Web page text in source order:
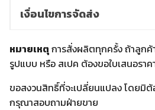
เงื่อนไขการจัดส่ง
หมายเหตุการสั่งผลิตทุกครั้ง ถ้าลูก
รูปแบบ หรือ สเปค ต้องขอใบเสนอรา
ขอสงวนสิทธิ์ที่จะเปลี่ยนแปลง โดยมิต้
กรุณาสอบถามฝ่ายขาย